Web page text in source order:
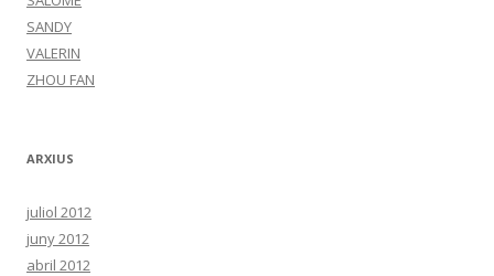
SANDY
VALERIN
ZHOU FAN
ARXIUS
juliol 2012
juny 2012
abril 2012